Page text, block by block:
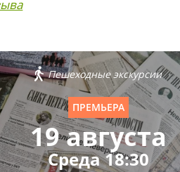
Пешеходные экскурсии
ПРЕМЬЕРА
19 августа
Среда 18:30